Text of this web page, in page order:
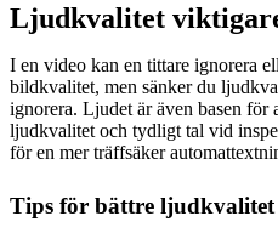
Ljudkvalitet
I en video kan en tittare ignorera
bildkvalitet, men sänker du
ignorera. Ljudet är även basen för
ljudkvalitet och tydligt tal vid
för en mer träffsäker
Tips för bättre ljudkvalitet